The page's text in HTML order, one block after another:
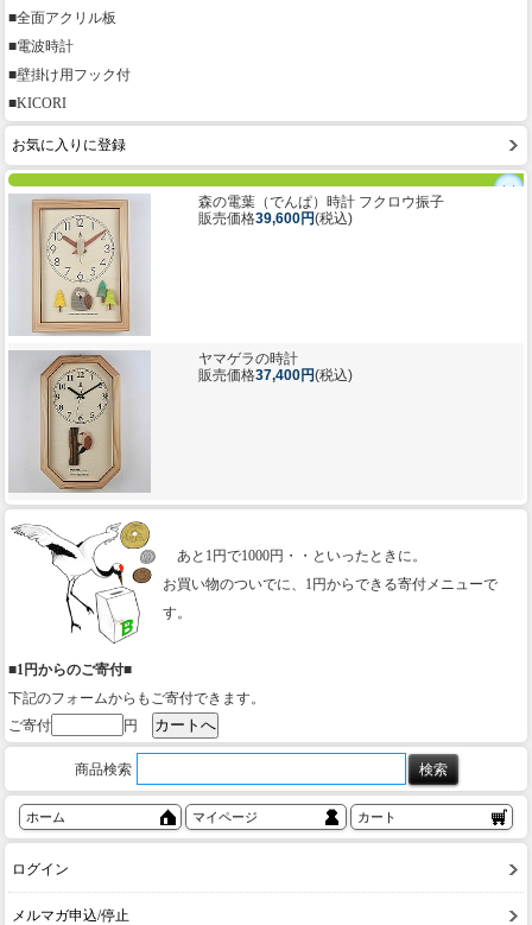
■全面アクリル板
■電波時計
■壁掛け用フック付
■KICORI
お気に入りに登録
森の電葉（でんぱ）時計 フクロウ振子
販売価格39,600円(税込)
ヤマゲラの時計
販売価格37,400円(税込)
あと1円で1000円・・といったときに。
お買い物のついでに、1円からできる寄付メニューで
す。
■1円からのご寄付■
下記のフォームからもご寄付できます。
ご寄付
円
商品検索
ホーム マイページ カート
ログイン
メルマガ申込/停止